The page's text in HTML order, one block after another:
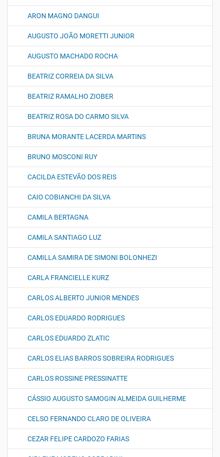
ARON MAGNO DANGUI
AUGUSTO JOÃO MORETTI JUNIOR
AUGUSTO MACHADO ROCHA
BEATRIZ CORREIA DA SILVA
BEATRIZ RAMALHO ZIOBER
BEATRIZ ROSA DO CARMO SILVA
BRUNA MORANTE LACERDA MARTINS
BRUNO MOSCONI RUY
CACILDA ESTEVÃO DOS REIS
CAIO COBIANCHI DA SILVA
CAMILA BERTAGNA
CAMILA SANTIAGO LUZ
CAMILLA SAMIRA DE SIMONI BOLONHEZI
CARLA FRANCIELLE KURZ
CARLOS ALBERTO JUNIOR MENDES
CARLOS EDUARDO RODRIGUES
CARLOS EDUARDO ZLATIC
CARLOS ELIAS BARROS SOBREIRA RODRIGUES
CARLOS ROSSINE PRESSINATTE
CÁSSIO AUGUSTO SAMOGIN ALMEIDA GUILHERME
CELSO FERNANDO CLARO DE OLIVEIRA
CEZAR FELIPE CARDOZO FARIAS